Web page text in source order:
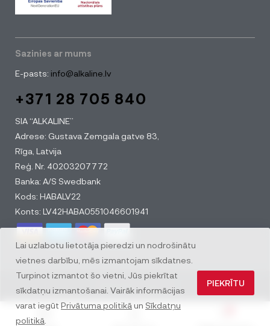
Lai uzlabotu lietotāja pieredzi un nodrošinātu
vietnes darbību, mēs izmantojam sīkdatnes.
Turpinot izmantot šo vietni, Jūs piekrītat
sīkdatņu izmantošanai. Vairāk informācijas
varat iegūt Privātuma politikā un Sīkdatņu
politikā
PIEKRĪTU
Sazinies ar mums
E-pasts: info@alkaline.lv
+371 28 705 840
SIA “ALKALINE”
Adrese: Gustava Zemgala gatve 83,
Rīga, Latvija
Reģ. Nr. 40203207772
Banka: A/S Swedbank
Kods: HABALV22
Konts: LV42HABA0551046601941
© All rights reserved